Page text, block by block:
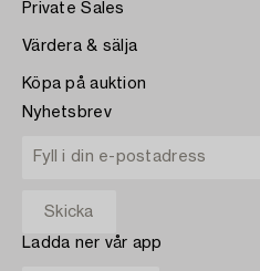
Private Sales
Värdera & sälja
Köpa på auktion
Nyhetsbrev
Ladda ner vår app